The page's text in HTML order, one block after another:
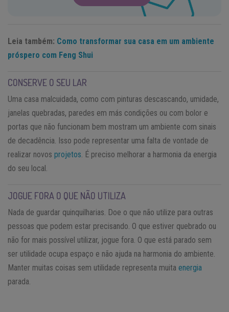
Leia também: Como transformar sua casa em um ambiente
próspero com Feng Shui
CONSERVE O SEU LAR
Uma casa malcuidada, como com pinturas descascando, umidade,
janelas quebradas, paredes em más condições ou com bolor e
portas que não funcionam bem mostram um ambiente com sinais
de decadência. Isso pode representar uma falta de vontade de
realizar novos projetos . É preciso melhorar a harmonia da energia
do seu local.
JOGUE FORA O QUE NÃO UTILIZA
Nada de guardar quinquilharias. Doe o que não utilize para outras
pessoas que podem estar precisando. O que estiver quebrado ou
não for mais possível utilizar, jogue fora. O que está parado sem
ser utilidade ocupa espaço e não ajuda na harmonia do ambiente.
Manter muitas coisas sem utilidade representa muita energia
parada.